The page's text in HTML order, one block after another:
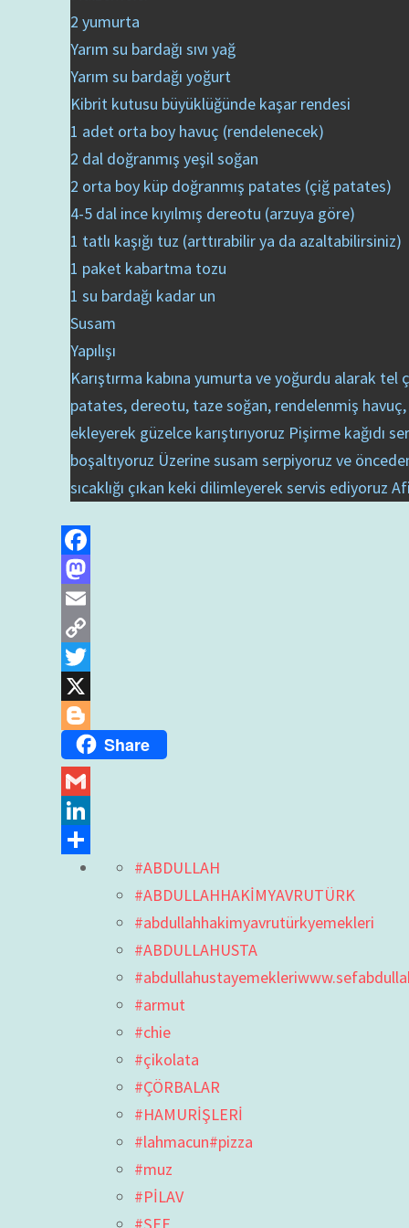
2 yumurta
Yarım su bardağı sıvı yağ
Yarım su bardağı yoğurt
Kibrit kutusu büyüklüğünde kaşar rendesi
1 adet orta boy havuç (rendelenecek)
2 dal doğranmış yeşil soğan
2 orta boy küp doğranmış patates (çiğ patates)
4-5 dal ince kıyılmış dereotu (arzuya göre)
1 tatlı kaşığı tuz (arttırabilir ya da azaltabilirsiniz)
1 paket kabartma tozu
1 su bardağı kadar un
Susam
Yapılışı
Karıştırma kabına yumurta ve yoğurdu alarak tel
patates, dereotu, taze soğan, rendelenmiş
ekleyerek güzelce karıştırıyoruz Pişirme kağıdı
boşaltıyoruz Üzerine susam serpiyoruz ve
sıcaklığı çıkan keki dilimleyerek servis ediyoruz
Facebook
Mastodon
Email
Copy
Link
Twitter
X
BloggerShare
Gmail
LinkedIn
Share
#ABDULLAH
#ABDULLAHHAKİMYAVRUTÜRK
#abdullahhakimyavrutürkyemekleri
#ABDULLAHUSTA
#armut
#chie
#çikolata
#ÇÖRBALAR
#HAMURİŞLERİ
#lahmacun#pizza
#muz
#PİLAV